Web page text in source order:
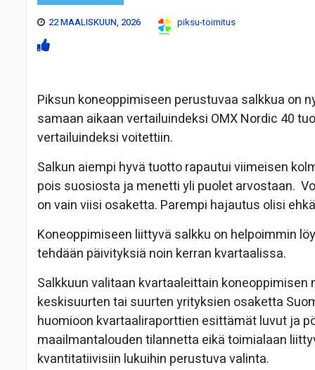
22 MAALISKUUN, 2026
piksu-toimitus
Piksun koneoppimiseen perustuvaa salkkua on
samaan aikaan vertailuindeksi OMX Nordic 40
vertailuindeksi voitettiin.
Salkun aiempi hyvä tuotto rapautui viimeisen
pois suosiosta ja menetti yli puolet arvostaan.
on vain viisi osaketta. Parempi hajautus olisi
Koneoppimiseen liittyvä salkku on helpoimmin
tehdään päivityksiä noin kerran kvartaalissa.
Salkkuun valitaan kvartaaleittain
keskisuurten tai suurten yrityksien osaketta
huomioon kvartaaliraporttien esittämät luvut ja
maailmantalouden tilannetta eikä toimialaan
kvantitatiivisiin lukuihin perustuva valinta.